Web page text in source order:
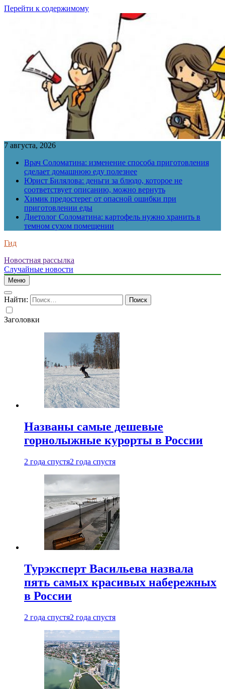
Перейти к содержимому
7 августа, 2026
Врач Соломатина: изменение способа приготовления
сделает домашнюю еду полезнее
Юрист Билялова: деньги за блюдо, которое не
соответствует описанию, можно вернуть
Химик предостерег от опасной ошибки при
приготовлении еды
Диетолог Соломатина: картофель нужно хранить в
темном сухом помещении
Гид
Новостная рассылка
Случайные новости
Меню
Найти:
Заголовки
Названы самые дешевые
горнолыжные курорты в России
2 года спустя2 года спустя
Турэксперт Васильева назвала
пять самых красивых набережных
в России
2 года спустя2 года спустя